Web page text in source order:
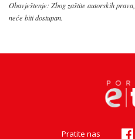
Obavještenje: Zbog zaštite autorskih
neće biti dostupan.
Pratite nas